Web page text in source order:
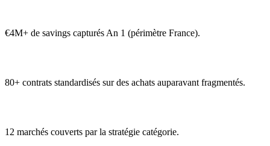
€4M+ de savings capturés An 1 (périmètre France).
80+ contrats standardisés sur des achats auparavant fragmentés.
12 marchés couverts par la stratégie catégorie.